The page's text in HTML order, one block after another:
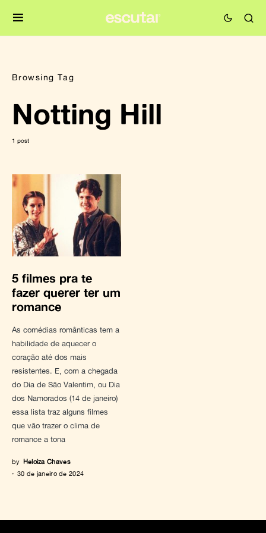
Browsing Tag
Notting Hill
1 post
5 filmes pra te
fazer querer ter um
romance
As comédias românticas tem a
habilidade de aquecer o
coração até dos mais
resistentes. E, com a chegada
do Dia de São Valentim, ou Dia
dos Namorados (14 de janeiro)
essa lista traz alguns filmes
que vão trazer o clima de
romance a tona
by Heloiza Chaves
30 de janeiro de 2024